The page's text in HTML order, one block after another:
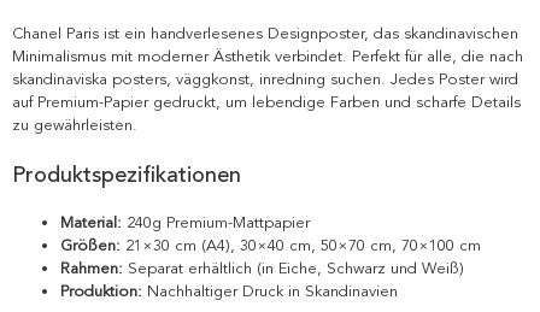
Chanel Paris ist ein handverlesenes Designposter, das skandinavischen
Minimalismus mit moderner Ästhetik verbindet. Perfekt für alle, die nach
skandinaviska posters, väggkonst, inredning suchen. Jedes Poster wird
auf Premium-Papier gedruckt, um lebendige Farben und scharfe Details
zu gewährleisten.
Produktspezifikationen
Material: 240g Premium-Mattpapier
Größen: 21×30 cm (A4), 30×40 cm, 50×70 cm, 70×100 cm
Rahmen: Separat erhältlich (in Eiche, Schwarz und Weiß)
Produktion: Nachhaltiger Druck in Skandinavien